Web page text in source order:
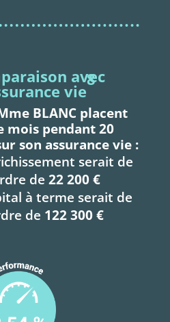
avec
vie
8
BLANC placent
mois pendant 20
son assurance vie :
serait de
de 22 200 €
à terme serait de
de 122 300 €